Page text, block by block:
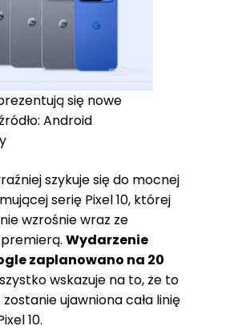
się nowe
Android
szykuje się do mocnej
serię Pixel 10, której
wzrośnie wraz ze
Wydarzenie
zaplanowano na 20
wskazuje na to, że to
ujawniona cała linię
10.